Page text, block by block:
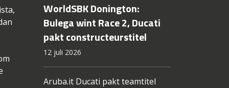
WorldSBK Donington:
Bulega wint Race 2, Ducati
pakt constructeurstitel
12 juli 2026
Aruba.it Ducati pakt teamtitel